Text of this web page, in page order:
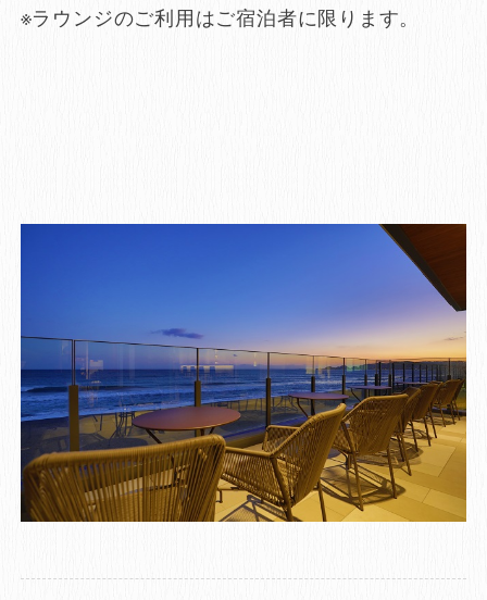
※ラウンジのご利用はご宿泊者に限ります。